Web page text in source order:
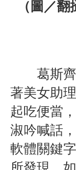
（圖／
葛斯
著美女助
起吃便當
淑吟喊話
軟體關鍵